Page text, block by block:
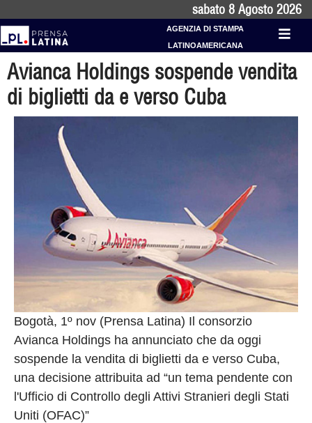
sabato 8 Agosto 2026
AGENZIA DI STAMPA
LATINOAMERICANA
Avianca Holdings sospende vendita
di biglietti da e verso Cuba
Bogotà, 1º nov (Prensa Latina) Il consorzio
Avianca Holdings ha annunciato che da oggi
sospende la vendita di biglietti da e verso Cuba,
una decisione attribuita ad “un tema pendente con
l'Ufficio di Controllo degli Attivi Stranieri degli Stati
Uniti (OFAC)”